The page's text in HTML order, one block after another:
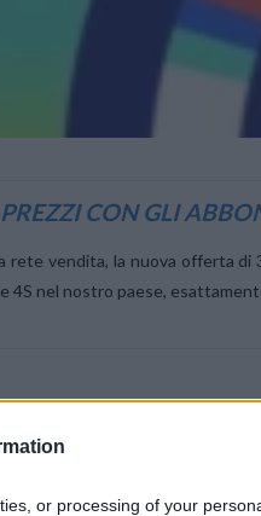
or processing of your
CON GLI
rete vendita, la nuova offerta
4S nel nostro paese,